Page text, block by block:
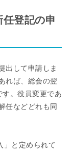
登記の申
出して申請しま
れば、総会の翌
。役員変更であ
任などどれも同
と定められて